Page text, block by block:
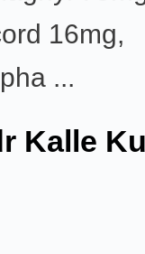
16mg,
...
Kalle